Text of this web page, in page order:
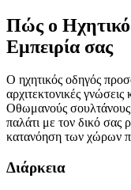
Πώς ο
Εμπειρία σας
Ο ηχητικός οδηγός
αρχιτεκτονικές γνώσεις
Οθωμανούς σουλτάνους.
παλάτι με τον δικό
κατανόηση των χώρων
Διάρκεια